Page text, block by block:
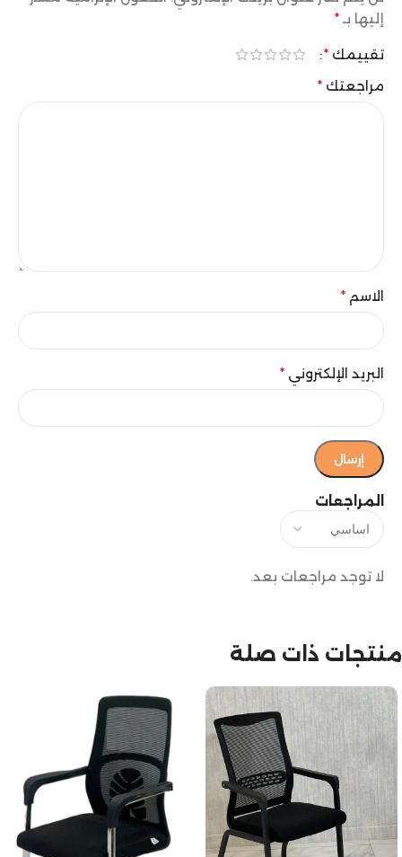
المراجعات
لا توجد مراجعات بعد.
إليها بـ *
تقييمك *
مراجعتك *
الاسم *
البريد الإلكتروني *
منتجات ذات صلة